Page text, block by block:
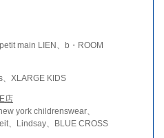
main LIEN、b・ROOM
XLARGE KIDS
店
york childrenswear、
、Lindsay、BLUE CROSS